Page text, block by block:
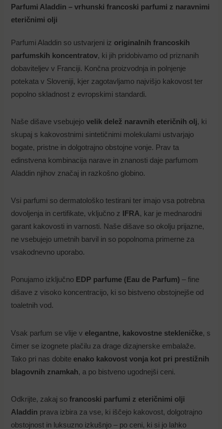
Parfumi Aladdin – vrhunski francoski parfumi z naravnimi
eteričnimi olji
Parfumi Aladdin so ustvarjeni iz originalnih francoskih
parfumskih koncentratov, ki jih pridobivamo od priznanih
dobaviteljev v Franciji. Končna proizvodnja in polnjenje
potekata v Sloveniji, kjer zagotavljamo najvišjo kakovost ter
popolno skladnost z evropskimi standardi.
Naše dišave vsebujejovelik delež naravnih eteričnih olj, ki
skupaj s kakovostnimi sintetičnimi molekulami ustvarjajo
bogate, pristne in dolgotrajno obstojne vonje. Prav ta
edinstvena kombinacija narave in znanosti daje parfumom
Aladdin njihov značaj in razkošno globino.
Vsi parfumi so dermatološko testirani ter imajo vsa potrebna
dovoljenja in certifikate, vključno z
IFRA, kar je mednarodni
garant kakovosti in varnosti. Naše dišave so okolju prijazne,
ne vsebujejo umetnih barvil in so popolnoma primerne za
vsakodnevno uporabo.
Ponujamo izključno EDP parfume (Eau de Parfum) – fine
dišave z visoko koncentracijo, ki so bistveno obstojnejše od
toaletnih vod.
Vsak parfum se vlije v elegantne, kakovostne stekleničke, s
čimer se izognete plačilu za drage dizajnerske embalaže.
Tako pri nas dobite enako kakovost vonja kot pri prestižnih
blagovnih znamkah, a po bistveno ugodnejši ceni.
Odkrijte, zakaj sofrancoski parfumi z eteričnimi olji
Aladdin prava izbira za vse, ki iščejo kakovost, dolgotrajno
obstojnost in luksuzno izkušnjo – po ceni, ki si jo lahko